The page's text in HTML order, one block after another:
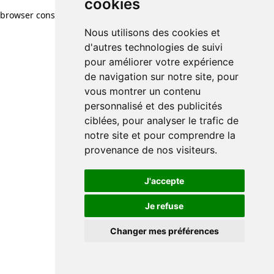
cookies
Nous utilisons des cookies et
d'autres technologies de suivi
pour améliorer votre expérience
de navigation sur notre site, pour
vous montrer un contenu
personnalisé et des publicités
ciblées, pour analyser le trafic de
notre site et pour comprendre la
provenance de nos visiteurs.
J'accepte
Je refuse
Changer mes préférences
browser console for more information)